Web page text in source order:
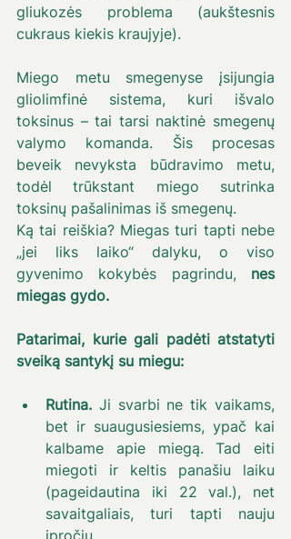
gliukozės problema (aukštesnis
cukraus kiekis kraujyje).
Miego metu smegenyse įsijungia
gliolimfinė sistema, kuri išvalo
toksinus – tai tarsi naktinė smegenų
valymo komanda. Šis procesas
beveik nevyksta būdravimo metu,
todėl trūkstant miego sutrinka
toksinų pašalinimas iš smegenų.
Ką tai reiškia? Miegas turi tapti nebe
„jei liks laiko“ dalyku, o viso
gyvenimo kokybės pagrindu, nes
miegas gydo.
Patarimai, kurie gali padėti atstatyti
sveiką santykį su miegu:
Rutina. Ji svarbi ne tik vaikams,
bet ir suaugusiesiems, ypač kai
kalbame apie miegą. Tad eiti
miegoti ir keltis panašiu laiku
(pageidautina iki 22 val.), net
savaitgaliais, turi tapti nauju
įpročiu.